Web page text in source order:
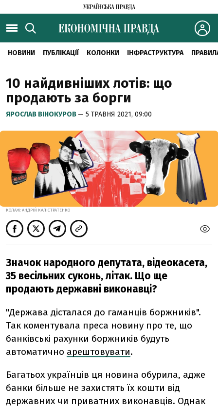
НОВИНИ ПУБЛІКАЦІЇ КОЛОНКИ ІНФРАСТРУКТУРА
10 найдивніших лотів: що
продають за борги
ЯРОСЛАВ ВІНОКУРОВ — 5 ТРАВНЯ 2021, 09:00
КОЛАЖ: АНДРІЙ КАЛІСТРАТЕНКО
Значок народного депутата, відеокасета,
35 весільних суконь, літак. Що ще
продають державні виконавці?
"Держава дісталася до гаманців боржників".
Так коментувала преса новину про те, що
банківські рахунки боржників будуть
автоматично арештовувати.
Багатьох українців ця новина обурила, адже
банки більше не захистять їх кошти від
державних чи приватних виконавців. Однак